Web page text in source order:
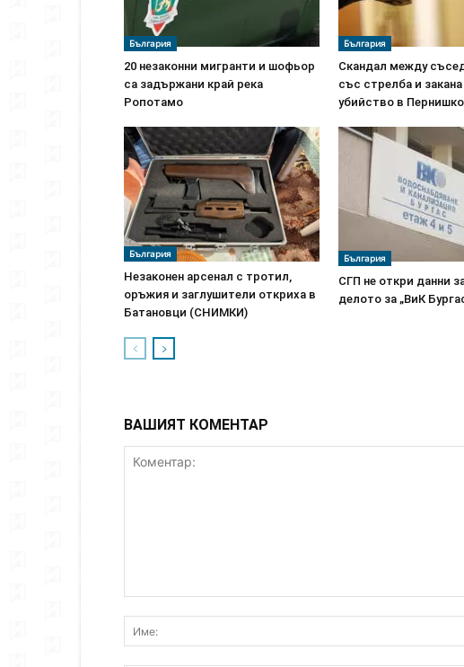
България
20 незаконни мигранти и шофьор
са задържани край река
Ропотамо
България
Скандал между
със стрелба и закана
убийство в Пернишко
България
Незаконен арсенал с тротил,
оръжия и заглушители откриха в
Батановци (СНИМКИ)
България
СГП не откри данни
делото за „ВиК
ВАШИЯТ КОМЕНТАР